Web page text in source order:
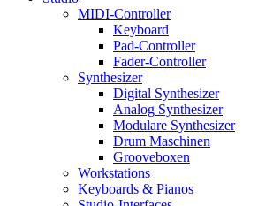
MIDI-Controller
Keyboard
Pad-Controller
Fader-Controller
Synthesizer
Digital Synthesizer
Analog Synthesizer
Modulare Synthesizer
Drum Maschinen
Grooveboxen
Workstations
Keyboards & Pianos